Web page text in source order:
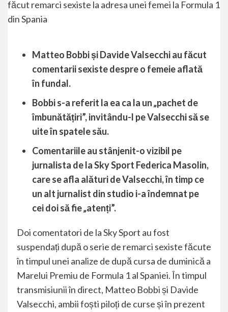
Matteo Bobbi și Davide Valsecchi au făcut
comentarii sexiste despre o femeie aflată
în fundal.
Bobbi s-a referit la ea ca la un„pachet de
îmbunătățiri”, invitându-l pe Valsecchi să se
uite în spatele său.
Comentariile au stânjenit-o vizibil pe
jurnalista de la Sky Sport Federica Masolin,
care se afla alături de Valsecchi, în timp ce
un alt jurnalist din studio i-a îndemnat pe
cei doi să fie„atenți”.
Doi comentatori de la Sky Sport au fost
suspendați după o serie de remarci sexiste făcute
în timpul unei analize de după cursa de duminică a
Marelui Premiu de Formula 1 al Spaniei. În timpul
transmisiunii în direct, Matteo Bobbi și Davide
Valsecchi, ambii foști piloți de curse și în prezent